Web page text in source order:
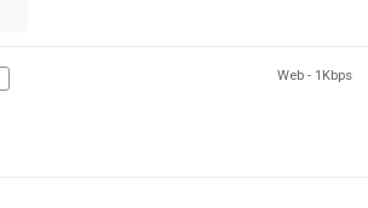
Web - 1Kbps